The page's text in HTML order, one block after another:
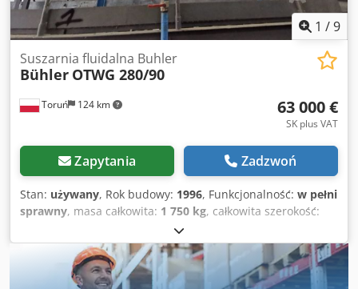
1 /9
Toruń 124 km
Suszarnia fluidalna Buhler
Bühler OTWG 280/90
63 000 €
SK plus VAT
Zapytania Zadzwoń
Stan: używany, Rok budowy: 1996, Funkcjonalność: w pełni
sprawny, masa całkowita: 1 750 kg, całkowita szerokość:
, całkowita długość:3 750 mm
Wyposażenie:dokumentacja / instrukcja obsługi,
Przedmiotem sprzedaży jest wysokowydajna suszarnia
fluidalna renomowanej marki Buhler, model OTWG-280.